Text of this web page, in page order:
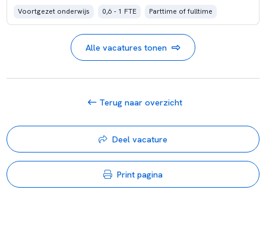
Voortgezet onderwijs 0,6 - 1 FTE Parttime of fulltime
Alle vacatures tonen
Terug naar overzicht
Deel vacature
Print pagina